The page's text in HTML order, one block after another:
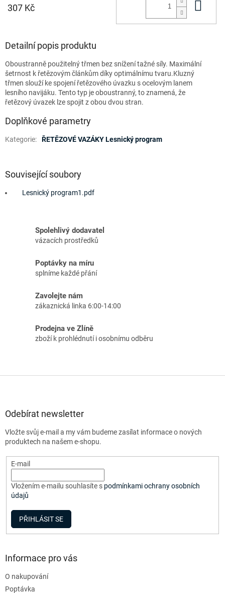
307 Kč
Detailní popis produktu
Oboustranně použitelný třmen bez snížení tažné síly. Maximální
šetrnost k řetězovým článkům díky optimálnímu tvaru.Kluzný
třmen slouží ke spojení řetězového úvazku s ocelovým lanem
lesního navijáku. Tento typ je oboustranný, to znamená, že
řetězový úvazek lze spojit z obou dvou stran.
Doplňkové parametry
Kategorie: ŘETĚZOVÉ VAZÁKY Lesnický program
Související soubory
Lesnický program1.pdf
Spolehlivý dodavatel
vázacích prostředků
Poptávky na míru
splníme každé přání
Zavolejte nám
zákaznická linka 6:00-14:00
Prodejna ve Zlíně
zboží k prohlédnutí i osobnímu odběru
Odebírat newsletter
Vložte svůj e-mail a my vám budeme zasílat informace o nových
produktech na našem e-shopu.
E-mail
Vložením e-mailu souhlasíte s podmínkami ochrany osobních
údajů
PŘIHLÁSIT SE
Informace pro vás
O nakupování
Poptávka